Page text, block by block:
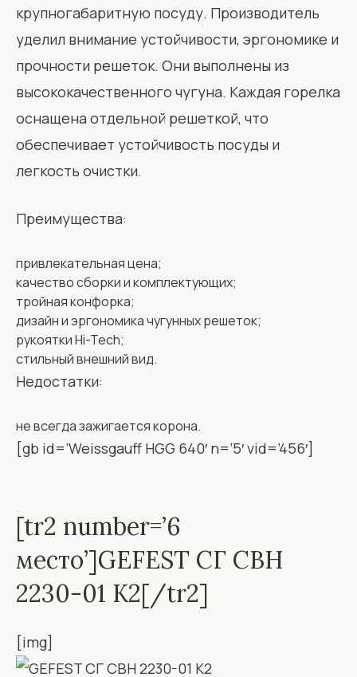
крупногабаритную посуду. Производитель
уделил внимание устойчивости, эргономике и
прочности решеток. Они выполнены из
высококачественного чугуна. Каждая горелка
оснащена отдельной решеткой, что
обеспечивает устойчивость посуды и
легкость очистки.
Преимущества:
привлекательная цена;
качество сборки и комплектующих;
тройная конфорка;
дизайн и эргономика чугунных решеток;
рукоятки Hi-Tech;
стильный внешний вид.
Недостатки:
не всегда зажигается корона.
[gb id=’Weissgauff HGG 640′ n=’5′ vid=’456′]
[tr2 number=’6
место’]GEFEST СГ СВН
2230-01 К2[/tr2]
[img]